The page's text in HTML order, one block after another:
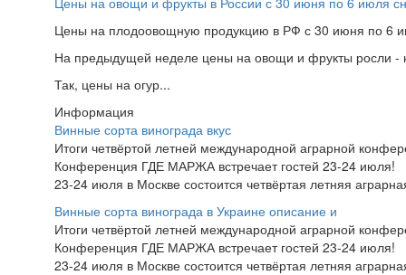
Цены на плодоовощную продукцию в РФ с 30 июня по 6
На предыдущей неделе цены на овощи и фрукты росли -
Так, цены на огур...
Информация
Винные сорта винограда вкус
Итоги четвёртой летней международной аграрной
Конференция ГДЕ МАРЖА встречает гостей 23-24 июля!
23-24 июля в Москве состоится четвёртая летняя
Винные сорта винограда в Украине описание и
Итоги четвёртой летней международной аграрной
Конференция ГДЕ МАРЖА встречает гостей 23-24 июля!
23-24 июля в Москве состоится четвёртая летняя